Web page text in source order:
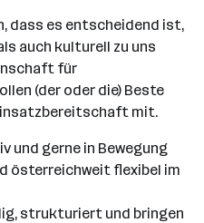
dass es entscheidend ist,
auch kulturell zu uns
für
(der oder die) Beste
mit.
und gerne in Bewegung
österreichweit flexibel im
strukturiert und bringen